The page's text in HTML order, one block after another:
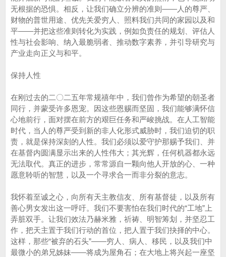
无根据的恐惧。相反，让我们确立分辨的准则——人的尊严、
财物的普世用途、优先关爱穷人、照料我们共同的家园以及和
平——并把这些准则转化为实践，例如负责任的规划、评估人
性与社会影响、纳入最脆弱者、推动数字素养，并引导研究与
产业走向正义与和平。
保持人性
在刚过去的二〇二五年常规禧年中，我们曾作为希望的朝圣者
同行，并蒙受许多恩宠。因这些恩赐而坚固，我们能够满怀信
心地前行，面对摆在前方的艰巨任务和严峻挑战。在人工智能
时代，当人的尊严受到新的非人化形式威胁时，我们迫切的职
责，就是保持深刻的人性。我们必须以爱守护那赐予我们、并
在基督内圆满显示出来的人性伟大；其光辉，任何机器都永远
无法取代。真正的进步，常常源自一颗向他人开放的心、一种
愿意聆听的智慧，以及一个寻求合一而非分裂的意志。
我怀着至诚之心，向所有天主教信友、所有基督徒，以及所有
善心男女发出这一呼吁。我们不要害怕在我们时代的“工地”上
弄脏双手。让我们效法乃赫米雅，祈祷、明智筹划，并坚忍工
作，把天主置于我们行动的首位，把人置于我们抉择的中心。
这样，那些“被弃的石头”——穷人、病人、移民，以及我们中
最微小的弟兄姊妹——将成为屋角石；在大地上将兴起一座坚